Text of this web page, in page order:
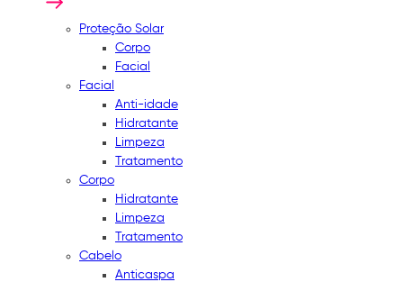
Proteção Solar
Corpo
Facial
Facial
Anti-idade
Hidratante
Limpeza
Tratamento
Corpo
Hidratante
Limpeza
Tratamento
Cabelo
Anticaspa